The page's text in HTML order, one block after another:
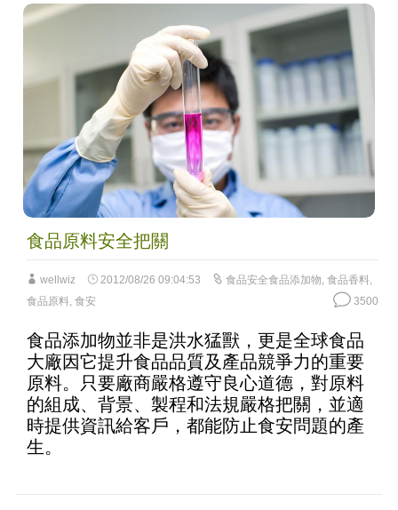
食品原料安全把關
wellwiz 2012/08/26 09:04:53 食品安全食品添加物 食品香料
食品原料 食安 3500
食品添加物並非是洪水猛獸，更是全球食品
大廠因它提升食品品質及產品競爭力的重要
原料。只要廠商嚴格遵守良心道德，對原料
的組成、背景、製程和法規嚴格把關，並適
時提供資訊給客戶，都能防止食安問題的產
生。